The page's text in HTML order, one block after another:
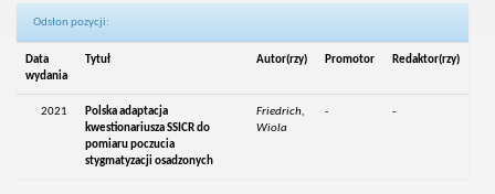
Odsłon pozycji:
Data
wydania
Tytuł Autor(rzy) Promotor Redaktor(rzy)
2021
Polska adaptacja
kwestionariusza SSICR do
pomiaru poczucia
stygmatyzacji osadzonych
Friedrich,
Wiola
- -